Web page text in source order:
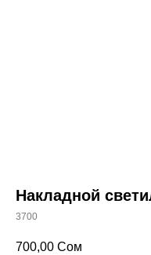
Накладной
3700
700,00 Сом